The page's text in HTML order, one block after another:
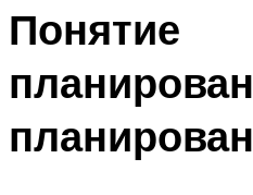
Понятие